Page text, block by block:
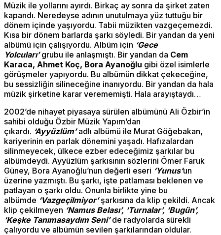
Müzik ile yollarını ayırdı. Birkaç ay sonra da şirket zaten
kapandı. Neredeyse adının unutulmaya yüz tuttuğu bir
dönem içinde yaşıyordu. Tabii müzikten vazgeçemezdi.
Kısa bir dönem barlarda şarkı söyledi. Bir yandan da yeni
albümü için çalışıyordu. Albüm için ‘Gece
Yolcuları’grubu ile anlaşmıştı. Bir yandan da Cem
Karaca, Ahmet Koç, Bora Ayanoğlu gibi özel isimlerle
görüşmeler yapıyordu. Bu albümün dikkat çekeceğine,
bu sessizliğin silineceğine inanıyordu. Bir yandan da hala
müzik şirketine karar verememişti. Hala arayıştaydı…
2002’de nihayet piyasaya sürülen albümünü Ali Özbir’in
sahibi olduğu Özbir Müzik Yapım’dan
çıkardı. ‘Ayyüzlüm’adlı albümü ile Murat Göğebakan,
kariyerinin en parlak dönemini yaşadı. Hafızalardan
silinmeyecek, ülkece ezber edeceğimiz şarkılar bu
albümdeydi. Ayyüzlüm şarkısının sözlerini Ömer Faruk
Güney, Bora Ayanoğlu’nun değerli eseri ‘Yunus’un
üzerine yazmıştı. Bu şarkı, işte patlaması beklenen ve
patlayan o şarkı oldu. Onunla birlikte yine bu
albümde ‘Vazgeçilmiyor’şarkısına da klip çekildi. Ancak
klip çekilmeyen ‘Namus Belası’, ‘Turnalar’, ‘Bugün’,
‘Keşke Tanımasaydım Seni’de radyolarda sürekli
çalıyordu ve albümün sevilen şarkılarından oldular.